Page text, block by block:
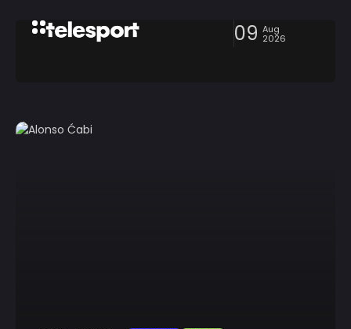
09 Aug
2026